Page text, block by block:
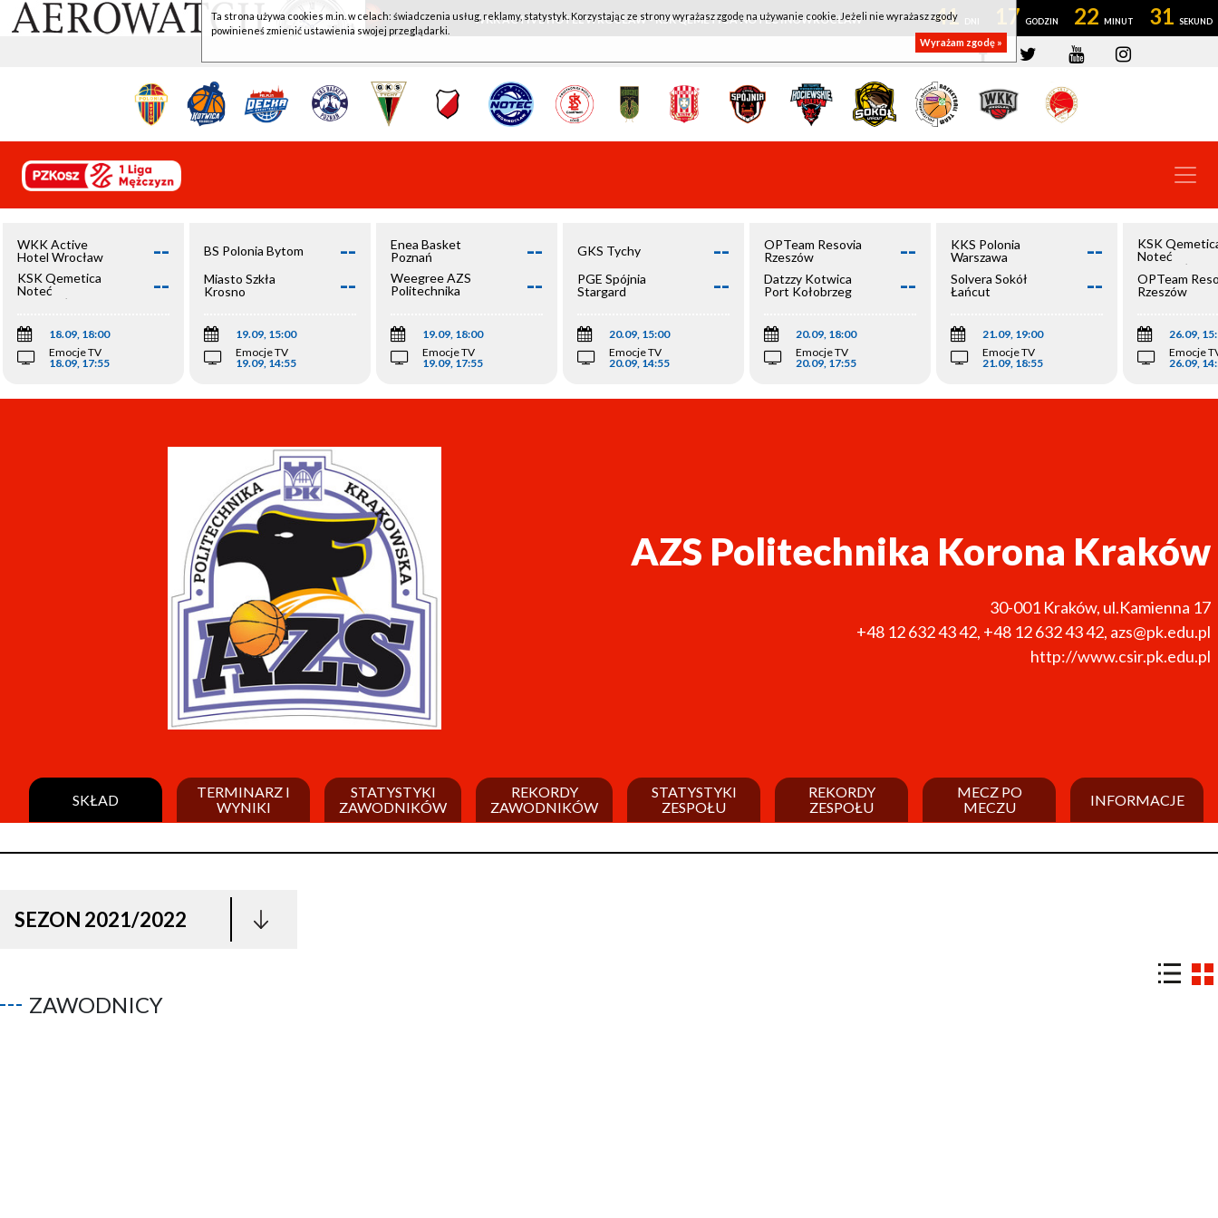
WKK ACTIVE HOTEL WROCŁAW - KSK QEMETICA NOTEĆ INOWROCŁAW 41 17 22 31
WKK Active
Hotel Wrocław
--
KSK Qemetica
Noteć
Inowrocław
--
18.09, 18:00
Emocje TV
18.09, 17:55
BS Polonia Bytom --
Miasto Szkła
Krosno
--
19.09, 15:00
Emocje TV
19.09, 14:55
Enea Basket
Poznań
--
Weegree AZS
Politechnika
--
19.09, 18:00
Emocje TV
19.09, 17:55
GKS Tychy --
PGE Spójnia
Stargard
--
20.09, 15:00
Emocje TV
20.09, 14:55
OPTeam Resovia
Rzeszów
--
Datzzy Kotwica
Port Kołobrzeg
--
20.09, 18:00
Emocje TV
20.09, 17:55
KKS Polonia
Warszawa
--
Solvera Sokół
Łańcut
--
21.09, 19:00
Emocje TV
21.09, 18:55
KSK
Noteć
Inowrocław
OPTeam
Rzeszów
26.09,
Emocje
26.09,
AZS Politechnika Korona Kraków
30-001 Kraków, ul.Kamienna 17
+48 12 632 43 42, +48 12 632 43 42, azs@pk.edu.pl
http://www.csir.pk.edu.pl
SKŁAD
TERMINARZ I
WYNIKI
STATYSTYKI
ZAWODNIKÓW
REKORDY
ZAWODNIKÓW
STATYSTYKI
ZESPOŁU
REKORDY
ZESPOŁU
MECZ PO
MECZU
INFORMACJE
SEZON 2021/2022
ZAWODNICY
Ta strona używa cookies m.in. w celach: świadczenia usług, reklamy, statystyk. Korzystając ze strony wyrażasz zgodę na używanie cookie. Jeżeli nie wyrażasz zgody
powinieneś zmienić ustawienia swojej przeglądarki.
Wyrażam zgodę »